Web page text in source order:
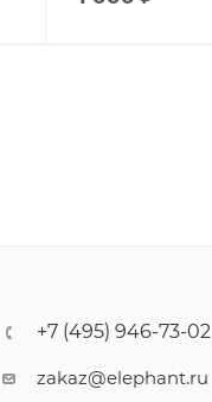
+7 (495) 946-73-02
zakaz@elephant.ru